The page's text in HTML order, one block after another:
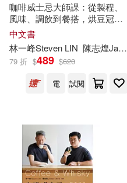
林一峰Steven LIN(4)
陳志煌James CHEN(4)
幸福文化(4)
咖啡威士忌大師課：從製程、
風味、調飲到餐搭，烘豆冠軍
與執杯大師對談10講
中文書
林一峰Steven LIN 陳志煌James
79 折 $489 $620
電
試閱